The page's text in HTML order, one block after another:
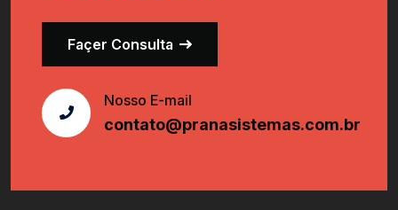
Façer Consulta
Nosso E-mail
contato@pranasistemas.com.br